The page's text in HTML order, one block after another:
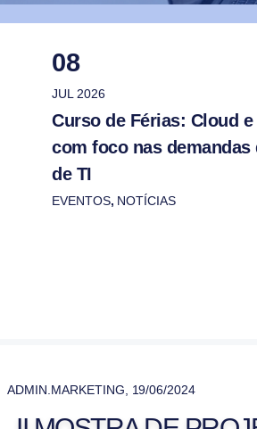
08
JUL 2026
Curso de Férias: Cloud
com foco nas demandas
de TI
EVENTOS, NOTÍCIAS
ADMIN.MARKETING 19/06/2024